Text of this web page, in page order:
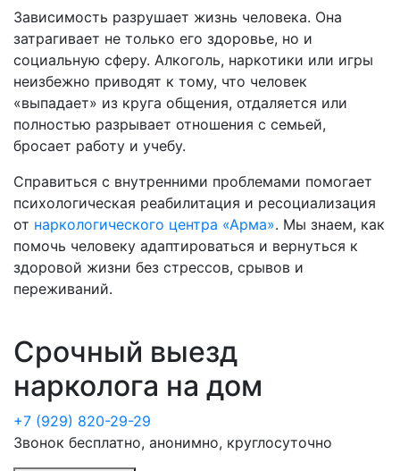
Зависимость разрушает жизнь человека. Она
затрагивает не только его здоровье, но и
социальную сферу. Алкоголь, наркотики или игры
неизбежно приводят к тому, что человек
«выпадает» из круга общения, отдаляется или
полностью разрывает отношения с семьей,
бросает работу и учебу.
Справиться с внутренними проблемами помогает
психологическая реабилитация и ресоциализация
от наркологического центра «Арма». Мы знаем, как
помочь человеку адаптироваться и вернуться к
здоровой жизни без стрессов, срывов и
переживаний.
Срочный выезд
нарколога на дом
+7 (929) 820-29-29
Звонок бесплатно, анонимно, круглосуточно